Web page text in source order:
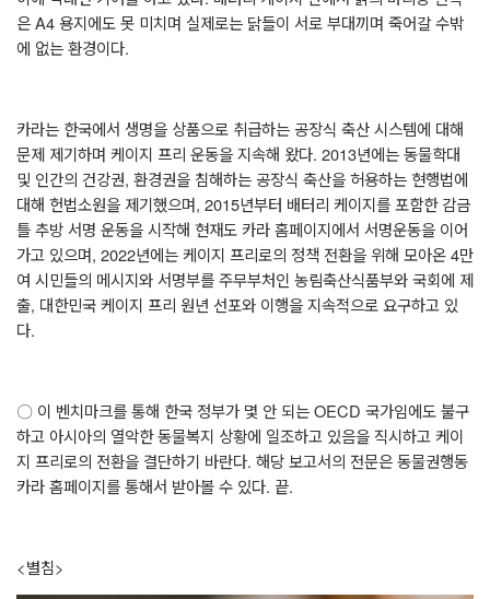
은A4용지에도 못 미치며 실제로는 닭들이 서로 부대끼며 죽어갈 수밖
에 없는 환경이다.
카라는 한국에서 생명을 상품으로 취급하는 공장식 축산 시스템에 대해
문제 제기하며 케이지 프리 운동을 지속해 왔다. 2013년에는 동물학대
및 인간의 건강권, 환경권을 침해하는 공장식 축산을 허용하는 현행법에
대해 헌법소원을 제기했으며, 2015년부터 배터리 케이지를 포함한 감금
틀 추방 서명 운동을 시작해 현재도 카라 홈페이지에서 서명운동을 이어
가고 있으며, 2022년에는 케이지 프리로의 정책 전환을 위해 모아온4만
여 시민들의 메시지와 서명부를 주무부처인 농림축산식품부와 국회에 제
출, 대한민국 케이지 프리 원년 선포와 이행을 지속적으로 요구하고 있
다.
〇 이 벤치마크를 통해 한국 정부가 몇 안 되는OECD 국가임에도 불구
하고 아시아의 열악한 동물복지 상황에 일조하고 있음을 직시하고 케이
지 프리로의 전환을 결단하기 바란다. 해당 보고서의 전문은 동물권행동
카라 홈페이지를 통해서 받아볼 수 있다. 끝.
<별침>